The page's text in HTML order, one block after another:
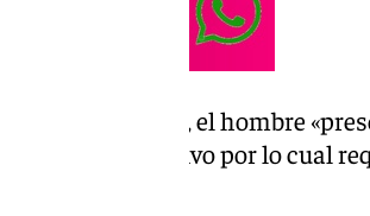
Fernández, el hombre
los raptores, motivo por lo cual